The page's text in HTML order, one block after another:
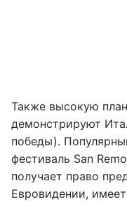
Также высокую
демонстрируют
победы).
фестиваль San
получает право
Евровидении,